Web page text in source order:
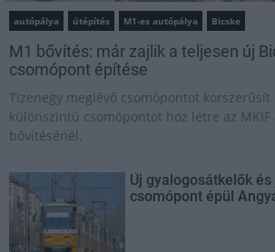
autópálya útépítés M1-es autópálya Bicske
M1 bővítés: már zajlik a teljesen új
csomópont építése
Tizenegy meglévő csomópontot korszerűsít
különszintű csomópontot hoz létre az MKIF
bővítésénél.
Új gyalogosátkelők
csomópont épül